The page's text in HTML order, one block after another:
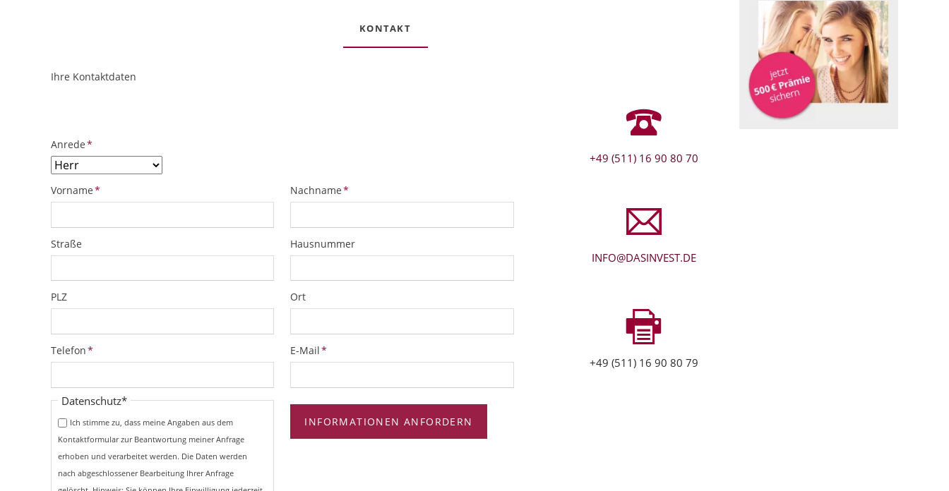
KONTAKT
ObjektPlatzhalter
URL
Ihre Kontaktdaten
Pflichtfeld
Anrede*
Pflichtfeld
Vorname* Pflichtfeld
Nachname*
Straße Hausnummer
PLZ Ort
Pflichtfeld
Telefon* Pflichtfeld
E-Mail*
Pflichtfeld
Datenschutz*
Ich stimme zu, dass meine Angaben aus dem
Kontaktformular zur Beantwortung meiner Anfrage
erhoben und verarbeitet werden. Die Daten werden
nach abgeschlossener Bearbeitung Ihrer Anfrage
INFORMATIONEN ANFORDERN
+49 (511) 16 90 80 70
INFO@DASINVEST.DE
+49 (511) 16 90 80 79